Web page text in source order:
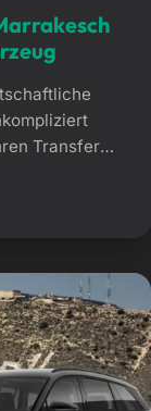
Transfer
[…]